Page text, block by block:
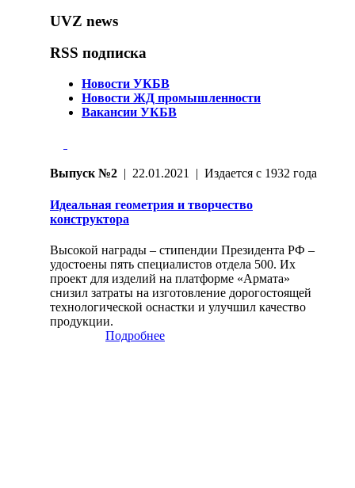
UVZ news
RSS подписка
Новости УКБВ
Новости ЖД промышленности
Вакансии УКБВ
Выпуск №2 | 22.01.2021 | Издается с 1932 года
Идеальная геометрия и творчество
конструктора
Высокой награды – стипендии Президента РФ –
удостоены пять специалистов отдела 500. Их
проект для изделий на платформе «Армата»
снизил затраты на изготовление дорогостоящей
технологической оснастки и улучшил качество
продукции.
Подробнее